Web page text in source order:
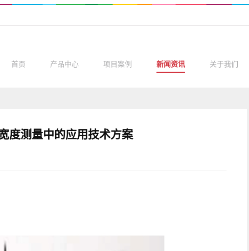
首页 产品中心 项目案例 新闻资讯 关于我们
度测量中的应用技术方案